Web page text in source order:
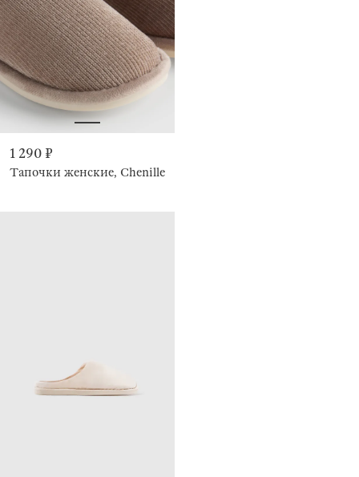
1 290 ₽
Тапочки женские, Chenille